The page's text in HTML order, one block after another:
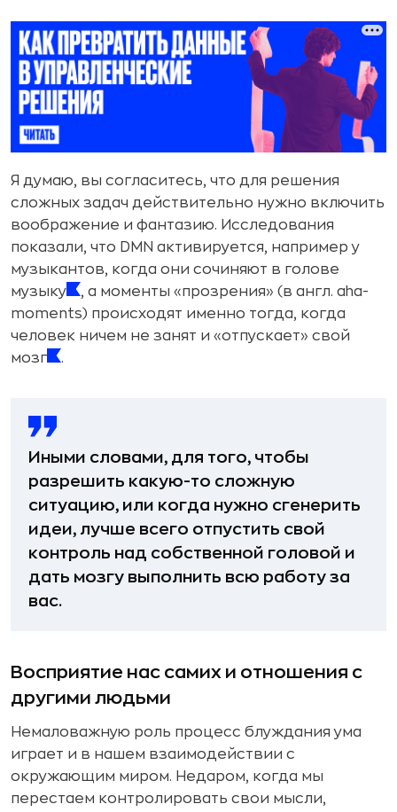
Я думаю, вы согласитесь, что для решения
сложных задач действительно нужно включить
воображение и фантазию. Исследования
показали, что DMN активируется, например у
музыкантов, когда они сочиняют в голове
музыку
, а моменты «прозрения» (в англ. aha-
moments) происходят именно тогда, когда
человек ничем не занят и «отпускает» свой
мозг
.
Иными словами, для того, чтобы
разрешить какую-то сложную
ситуацию, или когда нужно сгенерить
идеи, лучше всего отпустить свой
контроль над собственной головой и
дать мозгу выполнить всю работу за
вас.
Восприятие нас самих и отношения с
другими людьми
Немаловажную роль процесс блуждания ума
играет и в нашем взаимодействии с
окружающим миром. Недаром, когда мы
перестаем контролировать свои мысли,